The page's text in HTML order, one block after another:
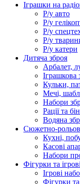
Іграшки на
Р/у авто
Р/у
Р/у
Р/у
Р/у катери
Дитяча зброя
Арбалет,
Іграшкова
Кульки,
Мечі,
Набори
Рації та
Водяна
Сюжетно-
Кухні,
Касові
Набори
Фігурки та
Ігрові
Фігурки